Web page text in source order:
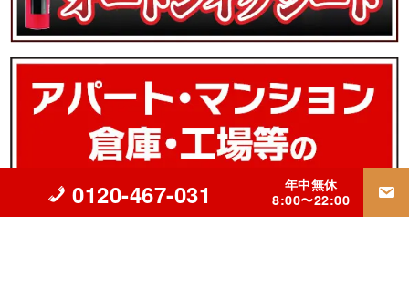
0120-467-031
年中無休
8:00〜22:00